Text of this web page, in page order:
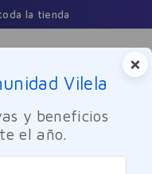
la tienda
×
Vilela
y beneficios
el año.